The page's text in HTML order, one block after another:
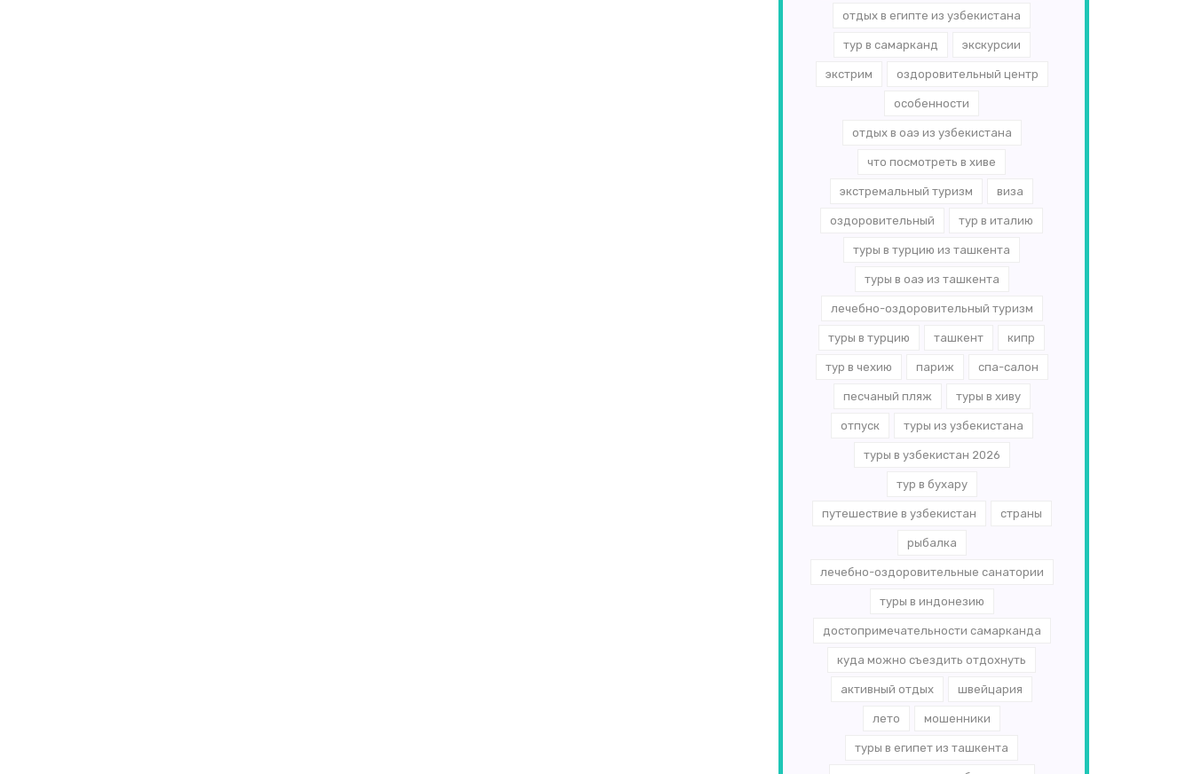
отдых в египте из узбекистана
тур в самарканд экскурсии
экстрим оздоровительный центр
особенности
отдых в оаэ из узбекистана
что посмотреть в хиве
экстремальный туризм виза
оздоровительный тур в италию
туры в турцию из ташкента
туры в оаэ из ташкента
лечебно-оздоровительный туризм
туры в турцию ташкент кипр
тур в чехию париж спа-салон
песчаный пляж туры в хиву
отпуск туры из узбекистана
туры в узбекистан 2026
тур в бухару
путешествие в узбекистан страны
рыбалка
лечебно-оздоровительные санатории
туры в индонезию
достопримечательности самарканда
куда можно съездить отдохнуть
активный отдых швейцария
лето мошенники
туры в египет из ташкента